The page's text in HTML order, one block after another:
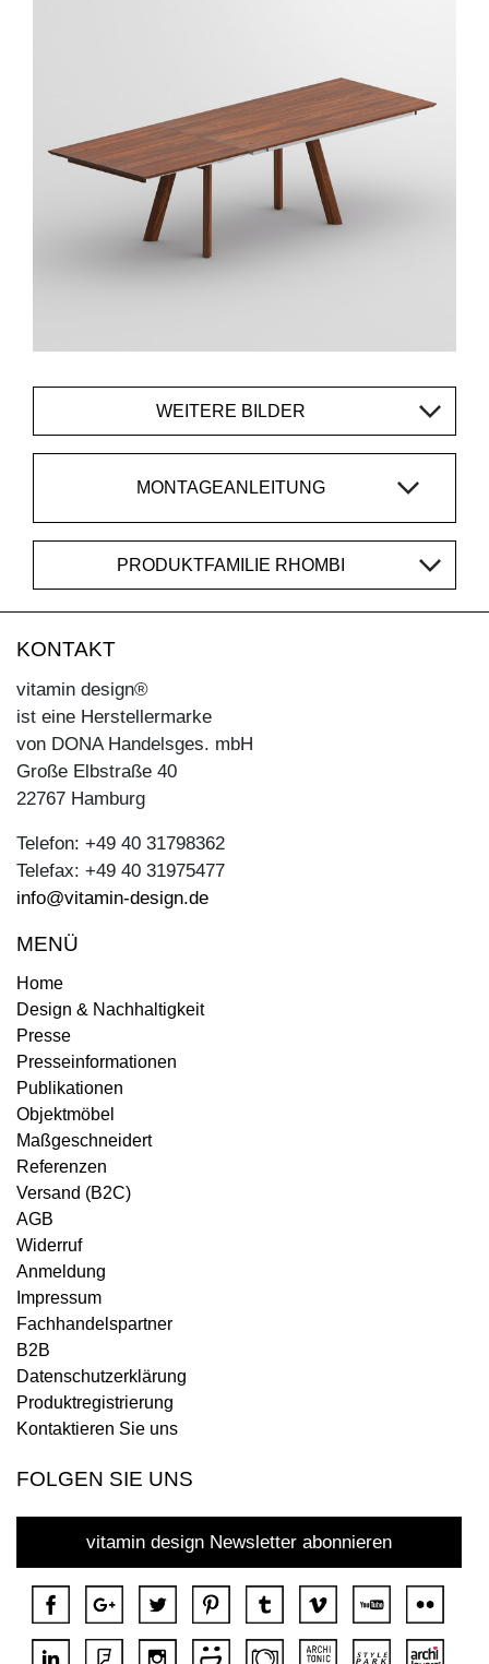
WEITERE BILDER
MONTAGEANLEITUNG
PRODUKTFAMILIE RHOMBI
KONTAKT
vitamin design®
ist eine Herstellermarke
von DONA Handelsges. mbH
Große Elbstraße 40
22767 Hamburg
Telefon: +49 40 31798362
Telefax: +49 40 31975477
info@vitamin-design.de
MENÜ
Home
Design & Nachhaltigkeit
Presse
Presseinformationen
Publikationen
Objektmöbel
Maßgeschneidert
Referenzen
Versand (B2C)
AGB
Widerruf
Anmeldung
Impressum
Fachhandelspartner
B2B
Datenschutzerklärung
Produktregistrierung
Kontaktieren Sie uns
FOLGEN SIE UNS
vitamin design Newsletter abonnieren